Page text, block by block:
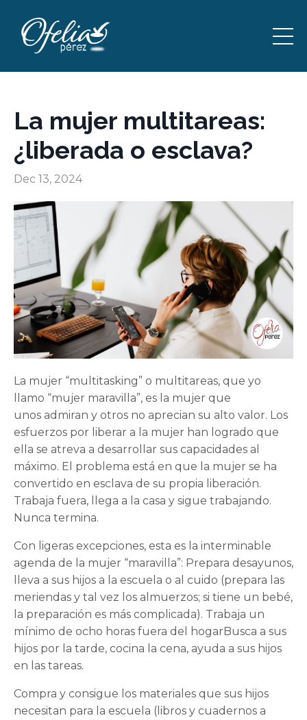
La mujer multitareas:
¿liberada o esclava?
Dec 13, 2024
La mujer “multitasking” o multitareas, que yo
llamo “mujer maravilla”, es la mujer que
unos admiran y otros no aprecian su alto valor. Los
esfuerzos por liberar a la mujer han logrado que
ella se atreva a desarrollar sus capacidades al
máximo. El problema está en que la mujer se ha
convertido en esclava de su propia liberación.
Trabaja fuera, llega a la casa y sigue trabajando.
Nunca termina.
Con ligeras excepciones, esta es la interminable
agenda de la mujer “maravilla”: Prepara desayunos,
lleva a sus hijos a la escuela o al cuido (prepara las
meriendas y tal vez los almuerzos; si tiene un bebé,
la preparación es más complicada). Trabaja un
mínimo de ocho horas fuera del hogarBusca a sus
hijos por la tarde, cocina la cena, ayuda a sus hijos
en las tareas.
Compra y consigue los materiales que sus hijos
necesitan para la escuela (libros y cuadernos a